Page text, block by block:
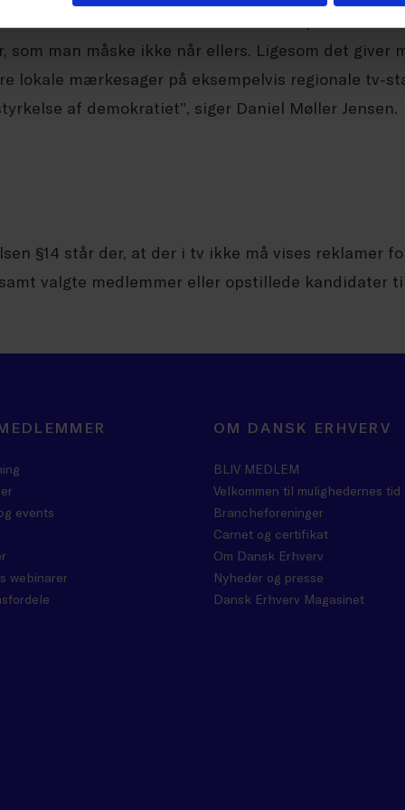
som man måske ikke når ellers. Ligesom det giver
lokale mærkesager på eksempelvis regionale tv-
af demokratiet”, siger Daniel Møller Jensen.
§14 står der, at der i tv ikke må vises reklamer
valgte medlemmer eller opstillede kandidater
events
webinarer
OM DANSK ERHVERV
BLIV MEDLEM
Velkommen til mulighedernes tid
Brancheforeninger
Carnet og certifikat
Om Dansk Erhverv
Nyheder og presse
Dansk Erhverv Magasinet